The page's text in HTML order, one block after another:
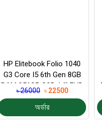
HP Elitebook Folio 1040
G3 Core I5 6th Gen 8GB
RAM 256GB SSD 14″ FHD
Laptop
৳ 26000 ৳ 22500
অর্ডার